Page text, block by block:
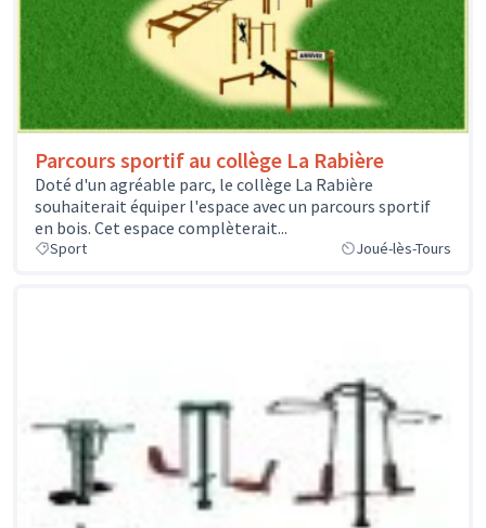
Parcours sportif au collège La Rabière
Doté d'un agréable parc, le collège La Rabière
souhaiterait équiper l'espace avec un parcours sportif
en bois. Cet espace complèterait...
Sport Joué-lès-Tours